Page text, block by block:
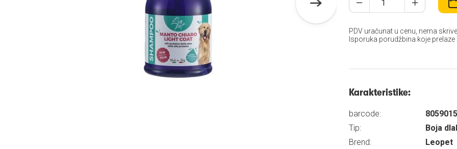
PDV uračunat u cenu, nema
Isporuka porudžbina koje
Karakteristike:
barcode:
Tip:
Boja
Brend:
Leopet